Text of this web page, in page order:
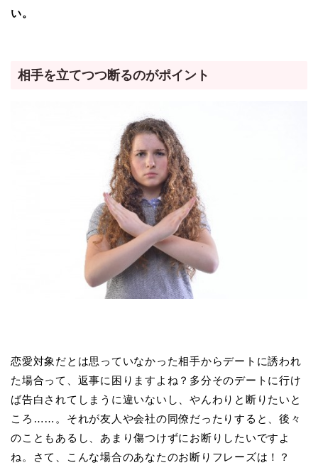
い。
相手を立てつつ断るのがポイント
恋愛対象だとは思っていなかった相手からデートに誘われ
た場合って、返事に困りますよね？多分そのデートに行け
ば告白されてしまうに違いないし、やんわりと断りたいと
ころ……。それが友人や会社の同僚だったりすると、後々
のこともあるし、あまり傷つけずにお断りしたいですよ
ね。さて、こんな場合のあなたのお断りフレーズは！？